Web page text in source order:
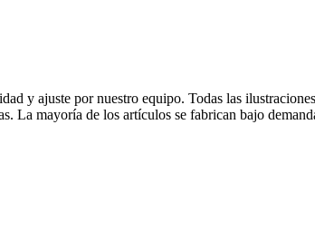
y ajuste por nuestro equipo. Todas las
La mayoría de los artículos se fabrican bajo